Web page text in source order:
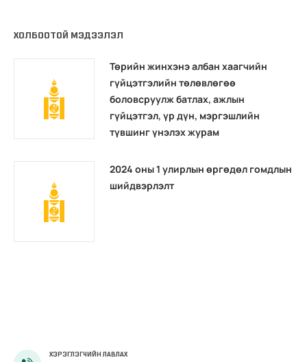
ХОЛБООТОЙ МЭДЭЭЛЭЛ
Төрийн жинхэнэ албан хаагчийн
гүйцэтгэлийн төлөвлөгөө
боловсруулж батлах, ажлын
гүйцэтгэл, үр дүн, мэргэшлийн
түвшинг үнэлэх журам
2024 оны 1 улирлын өргөдөл гомдлын
шийдвэрлэлт
ХЭРЭГЛЭГЧИЙН ЛАВЛАХ